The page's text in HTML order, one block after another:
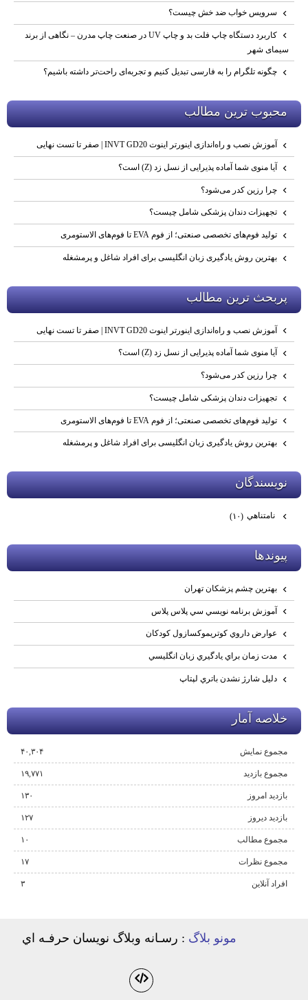
سرویس خواب ضد خش چیست؟
کاربرد دستگاه چاپ فلت‌ بد و چاپ UV در صنعت چاپ مدرن – نگاهی از برند
سیمای شهر
چگونه تلگرام را به فارسی تبدیل کنیم و تجربه‌ای راحت‌تر داشته باشیم؟
محبوب ترين مطالب
آموزش نصب و راه‌اندازی اینورتر اینوت INVT GD20 | صفر تا تست نهایی
آیا منوی شما آماده پذیرایی از نسل زد (Z) است؟
چرا رزین کدر می‌شود؟
تجهیزات دندان پزشکی شامل چیست؟
تولید فوم‌های تخصصی صنعتی؛ از فوم EVA تا فوم‌های الاستومری
بهترین روش یادگیری زبان انگلیسی برای افراد شاغل و پرمشغله
پربحث ترين مطالب
آموزش نصب و راه‌اندازی اینورتر اینوت INVT GD20 | صفر تا تست نهایی
آیا منوی شما آماده پذیرایی از نسل زد (Z) است؟
چرا رزین کدر می‌شود؟
تجهیزات دندان پزشکی شامل چیست؟
تولید فوم‌های تخصصی صنعتی؛ از فوم EVA تا فوم‌های الاستومری
بهترین روش یادگیری زبان انگلیسی برای افراد شاغل و پرمشغله
نويسندگان
نامتناهي (۱۰)
پيوندها
بهترين چشم پزشكان تهران
آموزش برنامه نويسي سي پلاس پلاس
عوارض داروي كوتريموكسازول كودكان
مدت زمان براي يادگيري زبان انگليسي
دليل شارژ نشدن باتري لپتاپ
خلاصه آمار
مجموع نمایش‌ ۴۰,۳۰۴
مجموع بازدید ۱۹,۷۷۱
بازدید امروز ۱۳۰
بازدید دیروز ۱۲۷
مجموع مطالب ۱۰
مجموع نظرات ۱۷
افراد آنلاین
مونو بلاگ : رسـانه وبلاگ نويسان حرفـه اي